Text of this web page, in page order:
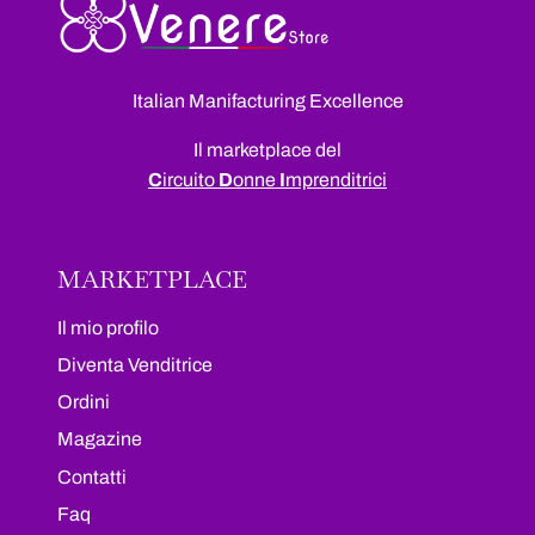
Italian Manifacturing Excellence
Il marketplace del
Circuito Donne Imprenditrici
MARKETPLACE
Il mio profilo
Diventa Venditrice
Ordini
Magazine
Contatti
Faq